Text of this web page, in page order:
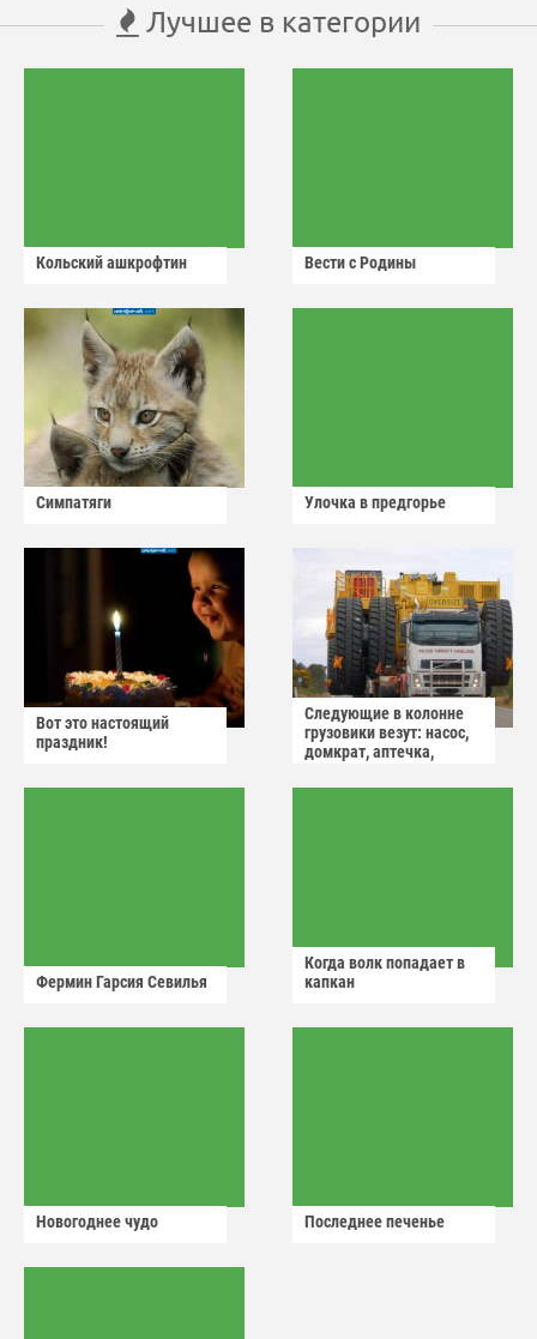
Лучшее в категории
Кольский ашкрофтин Вести с Родины
Симпатяги Улочка в предгорье
Вот это настоящий
праздник!
Следующие в колонне
грузовики везут: насос,
домкрат, аптечка,
Фермин Гарсия Севилья
Когда волк попадает в
капкан
Новогоднее чудо Последнее печенье